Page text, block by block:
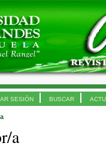
SESIÓN BUSCAR
a